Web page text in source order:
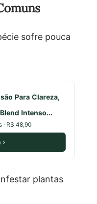
sofre pouca
Para Clareza,
Intenso...
· R$ 48,90
plantas